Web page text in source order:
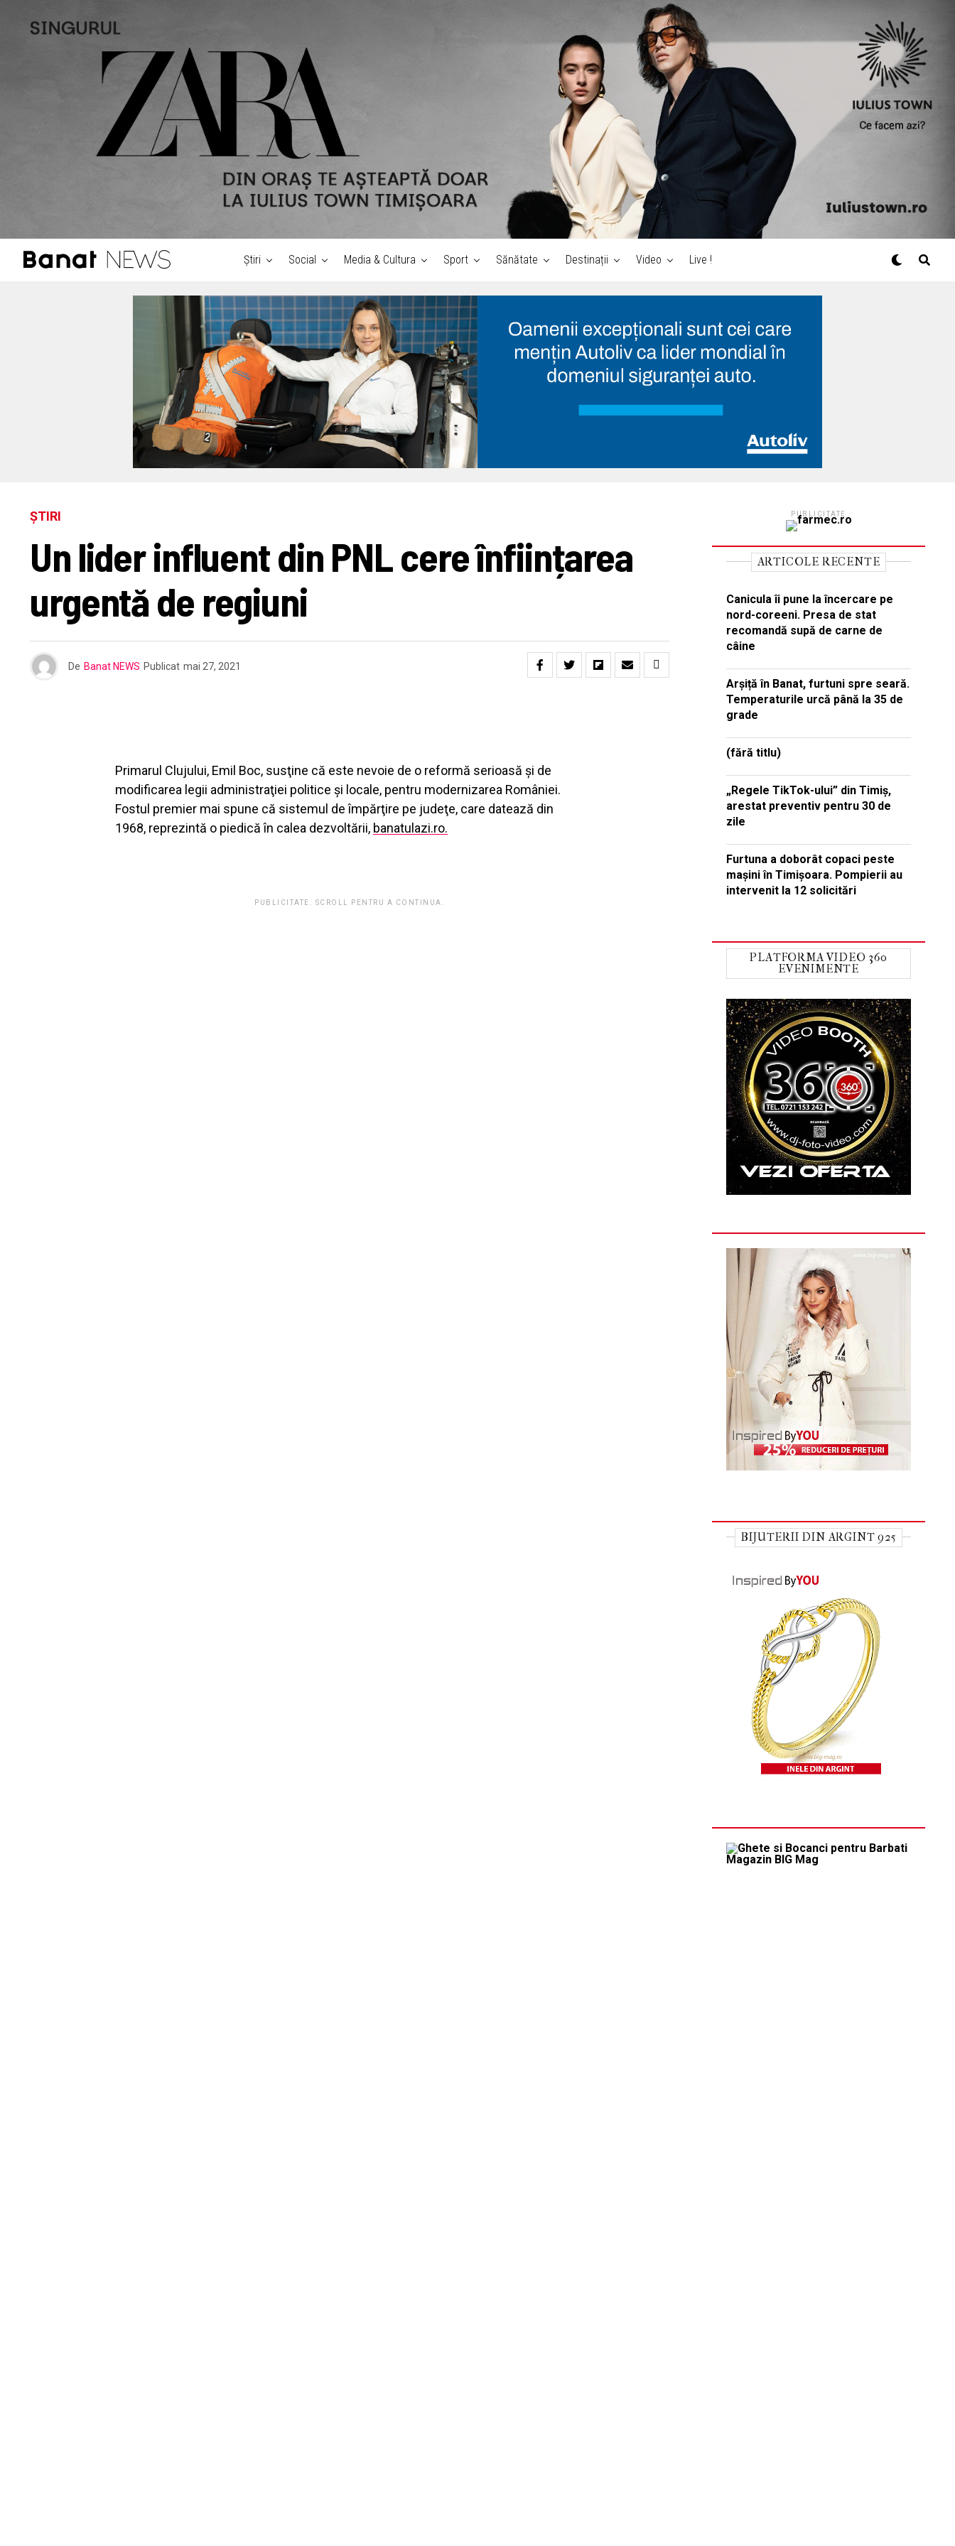
Știri Social Media & Cultura Sport Sănătate Destinații Video Live !
ȘTIRI
Un lider influent din PNL cere înființarea
urgentă de regiuni
De Banat NEWS Publicat mai 27, 2021
Primarul Clujului, Emil Boc, susţine că este nevoie de o reformă serioasă şi de
modificarea legii administraţiei politice şi locale, pentru modernizarea României.
Fostul premier mai spune că sistemul de împărţire pe judeţe, care datează din
1968, reprezintă o piedică în calea dezvoltării, banatulazi.ro.
PUBLICITATE. SCROLL PENTRU A CONTINUA.
PUBLICITATE
ARTICOLE RECENTE
Canicula îi pune la încercare pe
nord-coreeni. Presa de stat
recomandă supă de carne de
câine
Arșiță în Banat, furtuni spre seară.
Temperaturile urcă până la 35 de
grade
(fără titlu)
„Regele TikTok-ului” din Timiș,
arestat preventiv pentru 30 de
zile
Furtuna a doborât copaci peste
mașini în Timișoara. Pompierii au
intervenit la 12 solicitări
PLATFORMA VIDEO 360
EVENIMENTE
BIJUTERII DIN ARGINT 925